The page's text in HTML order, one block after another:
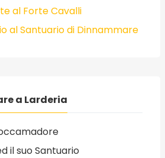
al Forte Cavalli
al Santuario di Dinnammare
a Larderia
il suo Santuario